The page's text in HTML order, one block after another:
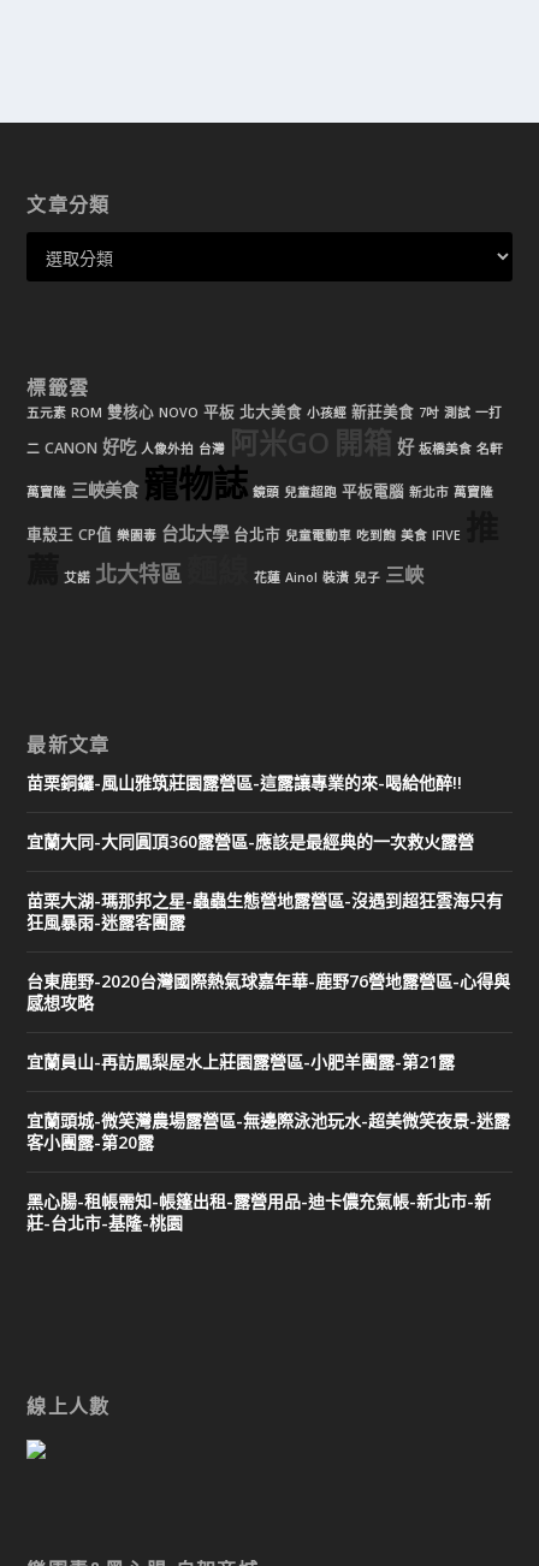
文章分類
標籤雲
五元素 ROM 雙核心 NOVO 平板 北大美食 小孩經 新莊美食 7吋 測試 一打
二 CANON 好吃 人像外拍 台灣 阿米GO 開箱 好 板橋美食 名軒
萬寶隆 三峽美食 寵物誌 鏡頭 兒童超跑 平板電腦 新北市 萬寶隆
車殼王 CP值 樂園毒 台北大學 台北市 兒童電動車 吃到飽 美食 IFIVE
艾諾 北大特區 花蓮 Ainol 裝潢 兒子 三峽
最新文章
苗栗銅鑼-風山雅筑莊園露營區-這露讓專業的來-喝給他醉!!
宜蘭大同-大同圓頂360露營區-應該是最經典的一次救火露營
苗栗大湖-瑪那邦之星-蟲蟲生態營地露營區-沒遇到超狂雲海只有
狂風暴雨-迷露客團露
台東鹿野-2020台灣國際熱氣球嘉年華-鹿野76營地露營區-心得與
感想攻略
宜蘭員山-再訪鳳梨屋水上莊園露營區-小肥羊團露-第21露
宜蘭頭城-微笑灣農場露營區-無邊際泳池玩水-超美微笑夜景-迷露
客小團露-第20露
黑心腸-租帳需知-帳篷出租-露營用品-迪卡儂充氣帳-新北市-新
莊-台北市-基隆-桃園
線上人數